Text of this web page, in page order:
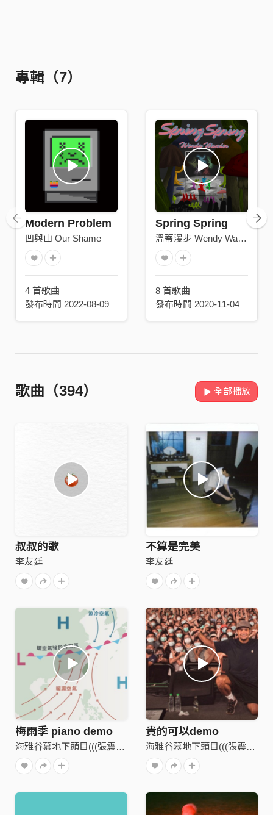
專輯（7）
Modern Problem
凹與山 Our Shame
4 首歌曲
發布時間 2022-08-09
Spring Spring
溫蒂漫步 Wendy Wander
8 首歌曲
發布時間 2020-11-04
歌曲（394） 全部播放
叔叔的歌
李友廷
不算是完美
李友廷
梅雨季 piano demo
海雅谷慕地下頭目(((張震嶽)))
貴的可以demo
海雅谷慕地下頭目(((張震嶽)))